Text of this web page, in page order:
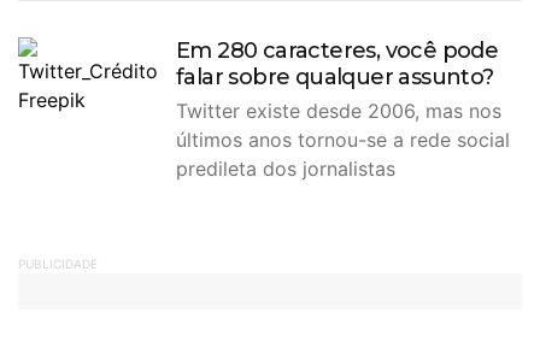
Em 280 caracteres, você pode
falar sobre qualquer assunto?
Twitter existe desde 2006, mas nos
últimos anos tornou-se a rede social
predileta dos jornalistas
PUBLICIDADE